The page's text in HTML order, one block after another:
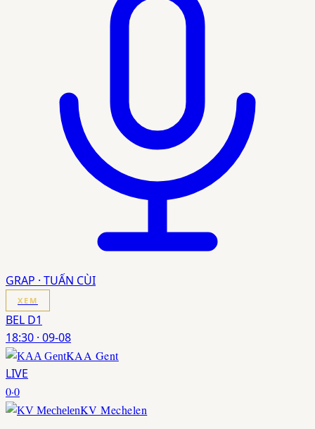
GRAP · TUẤN CÙI
XEM
BEL D1
18:30 · 09-08
KAA Gent
LIVE
0·0
KV Mechelen